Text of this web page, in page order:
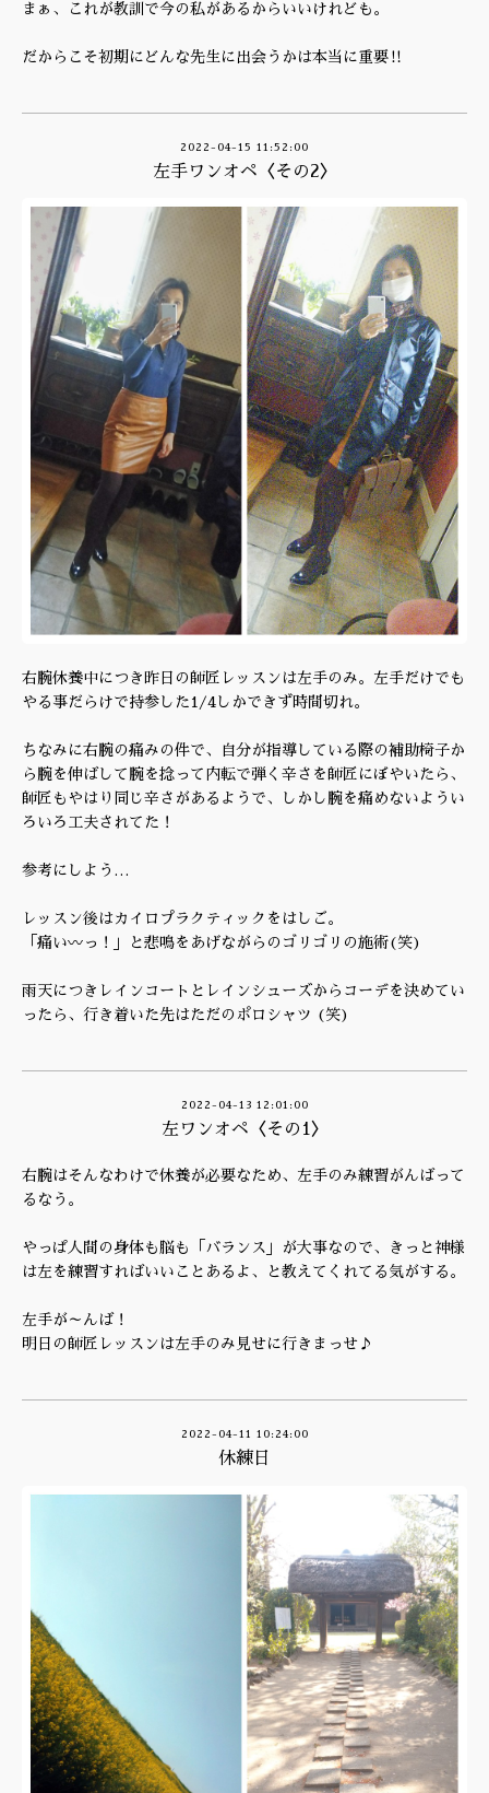
まぁ、これが教訓で今の私があるからいいけれども。
だからこそ初期にどんな先生に出会うかは本当に重要‼️
2022-04-15 11:52:00
左手ワンオペ〈その2〉
右腕休養中につき昨日の師匠レッスンは左手のみ。左手だけでも
やる事だらけで持参した1/4しかできず時間切れ。
ちなみに右腕の痛みの件で、自分が指導している際の補助椅子か
ら腕を伸ばして腕を捻って内転で弾く辛さを師匠にぼやいたら、
師匠もやはり同じ辛さがあるようで、しかし腕を痛めないようい
ろいろ工夫されてた！
参考にしよう…
レッスン後はカイロプラクティックをはしご。
「痛い〰️っ！」と悲鳴をあげながらのゴリゴリの施術(笑)
雨天につきレインコートとレインシューズからコーデを決めてい
ったら、行き着いた先はただのポロシャツ (笑)
2022-04-13 12:01:00
左ワンオペ〈その1〉
右腕はそんなわけで休養が必要なため、左手のみ練習がんばって
るなう。
やっぱ人間の身体も脳も「バランス」が大事なので、きっと神様
は左を練習すればいいことあるよ、と教えてくれてる気がする。
左手が～んば！
明日の師匠レッスンは左手のみ見せに行きまっせ♪
2022-04-11 10:24:00
休練日